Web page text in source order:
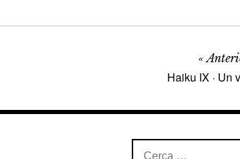
Haiku IX · Un
Cerca: